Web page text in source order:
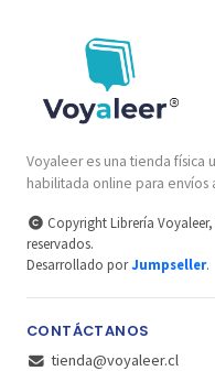
Voyaleer es una tienda física
habilitada online para envíos
Copyright Librería
reservados.
Desarrollado porJumpseller.
CONTÁCTANOS
tienda@voyaleer.cl